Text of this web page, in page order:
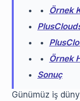
Örnek
Örnek
Sonuç
Günümüz iş